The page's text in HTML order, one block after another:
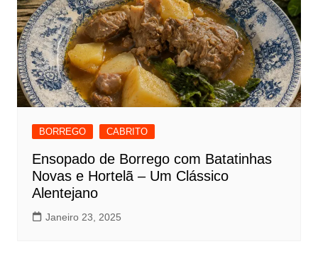
BORREGO CABRITO
Ensopado de Borrego com Batatinhas
Novas e Hortelã – Um Clássico
Alentejano
Janeiro 23, 2025